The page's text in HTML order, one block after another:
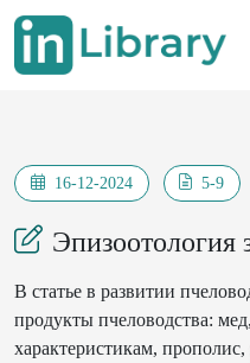
16-12-2024 5-9
Эпизоотология
В статье в развитии
продукты пчеловодства:
характеристикам,